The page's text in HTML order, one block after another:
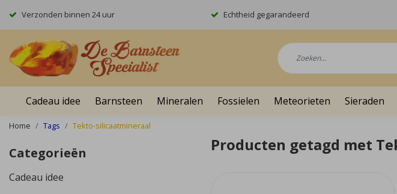
Verzonden binnen 24 uur Echtheid gegarandeerd
Cadeau idee Barnsteen Mineralen Fossielen Meteorieten Sieraden
Home Tags Tekto-silicaatmineraal
Categorieën
Cadeau idee
Producten getagd met